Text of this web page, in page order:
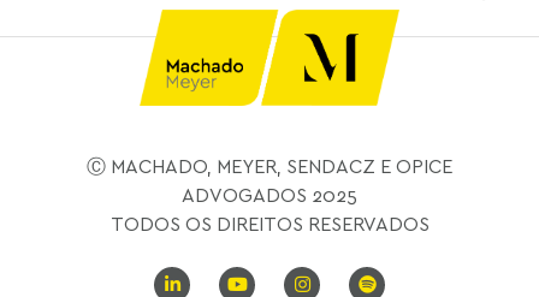
Ⓒ MACHADO, MEYER, SENDACZ E OPICE
ADVOGADOS 2025
TODOS OS DIREITOS RESERVADOS